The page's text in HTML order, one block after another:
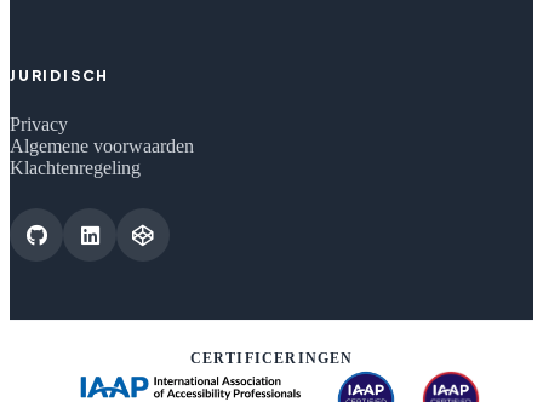
JURIDISCH
Privacy
Algemene voorwaarden
Klachtenregeling
CERTIFICERINGEN